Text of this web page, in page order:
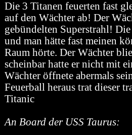
Die 3 Titanen feuerten fast
auf den Wächter ab! Der
gebündelten Superstrahl!
und man hätte fast meinen
Raum hörte. Der Wächter
scheinbar hatte er nicht mit
Wächter öffnete abermals
Feuerball heraus trat dieser
Titanic
An Board der USS Taurus: